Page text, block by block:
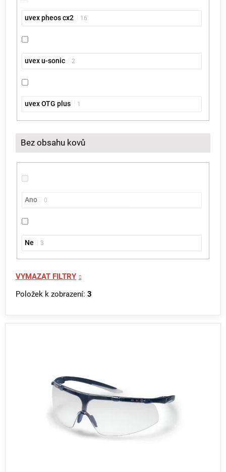
uvex pheos cx2 16
uvex u-sonic 2
uvex OTG plus 1
Bez obsahu kovů
Ano 0
Ne 3
VYMAZAT FILTRY
Položek k zobrazení: 3